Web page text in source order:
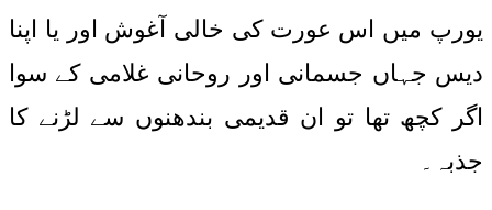
یورپ میں اس عورت کی خالی آغوش اور یا اپنا
دیس جہاں جسمانی اور روحانی غلامی کے سوا
اگر کچھ تھا تو ان قدیمی بندھنوں سے لڑنے کا
جذبہ۔